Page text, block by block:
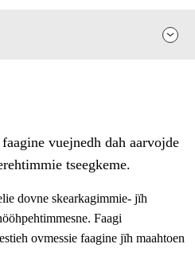
vuejnedh dah aarvojde
tseegkeme.
dovne skearkagimmie- jïh
Faagi
ovmessie faagine jïh maahtoen